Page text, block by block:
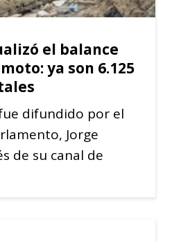
el balance
ya son 6.125
difundido por el
Jorge
de su canal de